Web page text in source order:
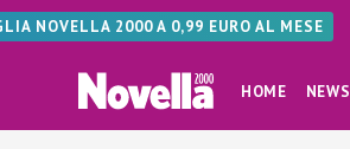
NOVELLA 2000 A 0,99 EURO AL MESE
HOME NEWS